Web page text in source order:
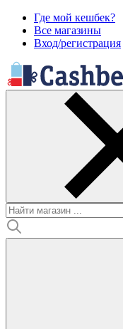
Где мой кешбек?
Все магазины
Вход/регистрация